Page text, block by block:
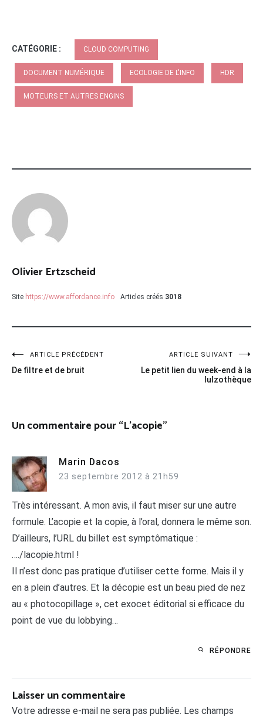
CATÉGORIE : CLOUD COMPUTING
DOCUMENT NUMÉRIQUE ECOLOGIE DE L'INFO HDR
MOTEURS ET AUTRES ENGINS
Olivier Ertzscheid
Site https://www.affordance.info Articles créés 3018
Navigation
de
ARTICLE PRÉCÉDENT
De filtre et de bruit
ARTICLE SUIVANT
Le petit lien du week-end à la
lulzothèque
Un commentaire pour “L’acopie”
Marin Dacos
23 septembre 2012 à 21h59
Très intéressant. A mon avis, il faut miser sur une autre
formule. L’acopie et la copie, à l’oral, donnera le même son.
D’ailleurs, l’URL du billet est symptômatique :
…./lacopie.html !
Il n’est donc pas pratique d’utiliser cette forme. Mais il y
en a plein d’autres. Et la décopie est un beau pied de nez
au « photocopillage », cet exocet éditorial si efficace du
point de vue du lobbying…
RÉPONDRE
Laisser un commentaire
Votre adresse e-mail ne sera pas publiée. Les champs